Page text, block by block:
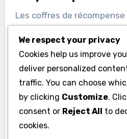
Les coffres de récompense
boosts qui améliorent le
inclure des éclats de héros,
d’équipement et des
augmentent la production
force des troupes.
We respect your privacy
Cookies help us improve
deliver personalized
traffic. You can choose
by clicking Customize.
consent or Reject All to
cookies.